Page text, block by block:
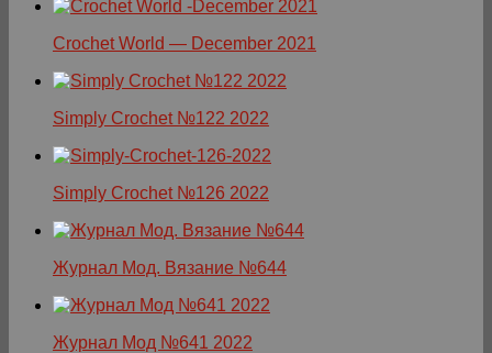
Crochet World — December 2021
Simply Crochet №122 2022
Simply Crochet №126 2022
Журнал Мод. Вязание №644
Журнал Мод №641 2022